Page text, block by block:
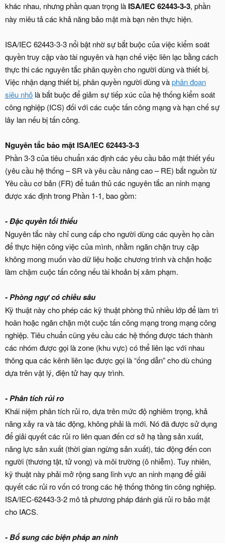
khác nhau, nhưng phần quan trọng là ISA/IEC 62443-3-3, phần
này miêu tả các khả năng bảo mật mà bạn nên thực hiện.
ISA/IEC 62443-3-3 nổi bật nhờ sự bắt buộc của việc kiểm soát
quyền truy cập vào tài nguyên và hạn chế việc liên lạc bằng cách
thực thi các nguyên tắc phân quyền cho người dùng và thiết bị.
Việc nhận dạng thiết bị, phân quyền người dùng vàphân đoạn
siêu nhỏ là bắt buộc để giảm sự tiếp xúc của hệ thống kiểm soát
công nghiệp (ICS) đối với các cuộc tấn công mạng và hạn chế sự
lây lan nếu bị tấn công.
Nguyên tắc bảo mật ISA/IEC 62443-3-3
Phần 3-3 của tiêu chuẩn xác định các yêu cầu bảo mật thiết yếu
(yêu cầu hệ thống – SR và yêu cầu nâng cao – RE) bắt nguồn từ
Yêu cầu cơ bản (FR) để tuân thủ các nguyên tắc an ninh mạng
được xác định trong Phần 1-1, bao gồm:
- Đặc quyền tối thiểu
Nguyên tắc này chỉ cung cấp cho người dùng các quyền họ cần
để thực hiện công việc của mình, nhằm ngăn chặn truy cập
không mong muốn vào dữ liệu hoặc chương trình và chặn hoặc
làm chậm cuộc tấn công nếu tài khoản bị xâm phạm.
- Phòng ngự có chiều sâu
Kỹ thuật này cho phép các kỹ thuật phòng thủ nhiều lớp để làm trì
hoãn hoặc ngăn chặn một cuộc tấn công mạng trong mạng công
nghiệp. Tiêu chuẩn cũng yêu cầu các hệ thống được tách thành
các nhóm được gọi là zone (khu vực) có thể liên lạc với nhau
thông qua các kênh liên lạc được gọi là “ống dẫn” cho dù chúng
dựa trên vật lý, điện tử hay quy trình.
- Phân tích rủi ro
Khái niệm phân tích rủi ro, dựa trên mức độ nghiêm trọng, khả
năng xảy ra và tác động, không phải là mới. Nó đã được sử dụng
để giải quyết các rủi ro liên quan đến cơ sở hạ tầng sản xuất,
năng lực sản xuất (thời gian ngừng sản xuất), tác động đến con
người (thương tật, tử vong) và môi trường (ô nhiễm). Tuy nhiên,
kỹ thuật này phải mở rộng sang lĩnh vực an ninh mạng để giải
quyết các rủi ro vốn có trong các hệ thống thông tin công nghiệp.
ISA/IEC-62443-3-2 mô tả phương pháp đánh giá rủi ro bảo mật
cho IACS.
- Bổ sung các biện pháp an ninh